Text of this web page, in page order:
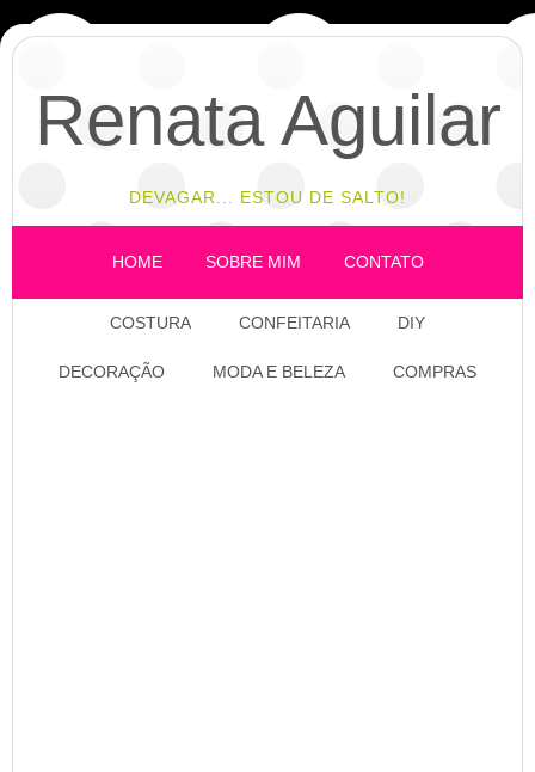
Renata Aguilar
DEVAGAR... ESTOU DE SALTO!
HOME SOBRE MIM CONTATO
COSTURA CONFEITARIA DIY
DECORAÇÃO MODA E BELEZA COMPRAS